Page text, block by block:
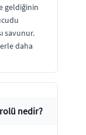
geldiğinin
savunur.
daha
nedir?